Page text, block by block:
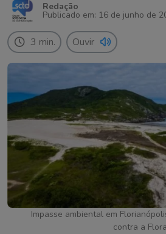
Redação
Publicado em: 16 de junho de
3 min. Ouvir
Impasse ambiental em
contra a